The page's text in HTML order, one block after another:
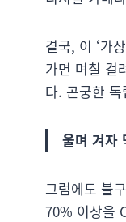
결국, 이 ‘가
가면 며칠 걸
다. 곤궁한
울며 겨자
그럼에도 불
70% 이상을